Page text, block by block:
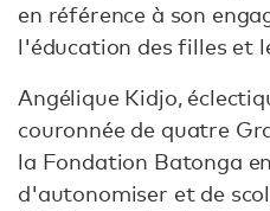
en référence à son
l'éducation des filles et
Angélique Kidjo,
couronnée de quatre
la Fondation Batonga
d'autonomiser et de